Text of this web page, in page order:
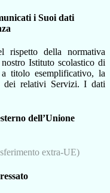
i Suoi dati
rispetto della normativa
Istituto scolastico di
titolo esemplificativo, la
dei relativi Servizi. I dati
dell’Unione
extra-UE)